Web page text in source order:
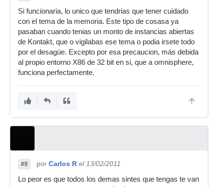
Si funcionaria, lo unico que tendrias que tener cuidado
con el tema de la memoria. Este tipo de cosasa ya
pasaban cuando tenias un monto de instancias abiertas
de Kontakt, que o vigilabas ese tema o podia irsete todo
por el desagüe. Excepto por esa precaucion, más debida
al propio entorno X86 de 32 bit en si, que a omnisphere,
funciona perfectamente.
#9 por Carlos R el 13/02/2011
Lo peor es que todos los demas sintes que tengas te van